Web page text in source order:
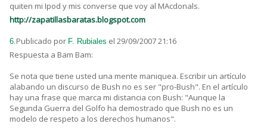
quiten mi Ipod y mis converse que voy al MAcdonals.
http://zapatillasbaratas.blogspot.com
6.Publicado por F. Rubiales el 29/09/2007 21:16
Respuesta a Bam Bam:
Se nota que tiene usted una mente maniquea. Escribir un artículo
alabando un discurso de Bush no es ser "pro-Bush". En el artículo
hay una frase que marca mi distancia con Bush: "Aunque la
Segunda Guerra del Golfo ha demostrado que Bush no es un
modelo de respeto a los derechos humanos".